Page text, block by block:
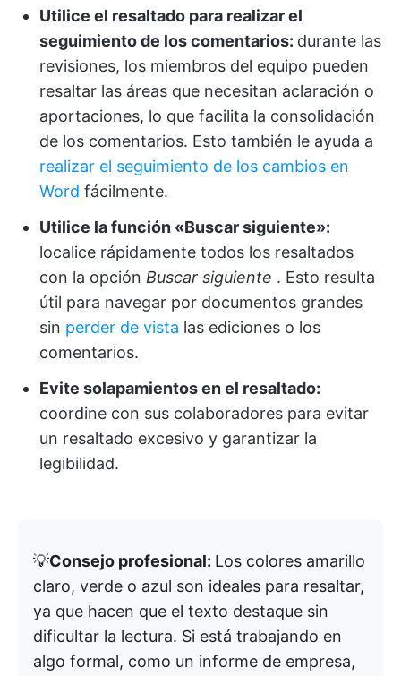
Utilice el resaltado para realizar el
seguimiento de los comentarios: durante las
revisiones, los miembros del equipo pueden
resaltar las áreas que necesitan aclaración o
aportaciones, lo que facilita la consolidación
de los comentarios. Esto también le ayuda a
realizar el seguimiento de los cambios en
Word fácilmente.
Utilice la función «Buscar siguiente»:
localice rápidamente todos los resaltados
con la opción Buscar siguiente . Esto resulta
útil para navegar por documentos grandes
sin perder de vista las ediciones o los
comentarios.
Evite solapamientos en el resaltado:
coordine con sus colaboradores para evitar
un resaltado excesivo y garantizar la
legibilidad.
💡Consejo profesional: Los colores amarillo
claro, verde o azul son ideales para resaltar,
ya que hacen que el texto destaque sin
dificultar la lectura. Si está trabajando en
algo formal, como un informe de empresa,